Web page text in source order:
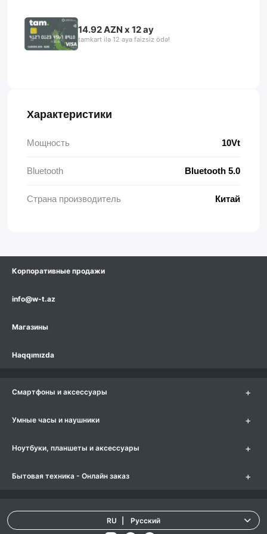
14.92 AZN x 12 ay
tamkart ilə 12 aya faizsiz ödə!
Характеристики
Мощность 10Vt
Bluetooth Bluetooth 5.0
Страна производитель Китай
Корпоративные продажи
info@w-t.az
Магазины
Haqqımızda
Смартфоны и аксессуары +
Умные часы и наушники +
Ноутбуки, планшеты и аксессуары +
Бытовая техника - Онлайн заказ +
RU Русский